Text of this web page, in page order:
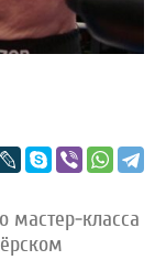
мастер-класса